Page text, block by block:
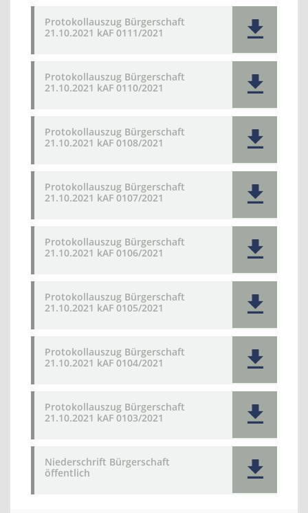
Protokollauszug Bürgerschaft
21.10.2021 kAF 0111/2021
Protokollauszug Bürgerschaft
21.10.2021 kAF 0110/2021
Protokollauszug Bürgerschaft
21.10.2021 kAF 0108/2021
Protokollauszug Bürgerschaft
21.10.2021 kAF 0107/2021
Protokollauszug Bürgerschaft
21.10.2021 kAF 0106/2021
Protokollauszug Bürgerschaft
21.10.2021 kAF 0105/2021
Protokollauszug Bürgerschaft
21.10.2021 kAF 0104/2021
Protokollauszug Bürgerschaft
21.10.2021 kAF 0103/2021
Niederschrift Bürgerschaft
öffentlich